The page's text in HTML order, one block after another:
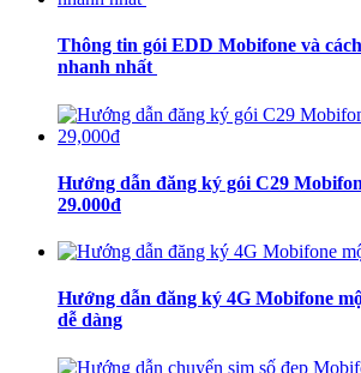
Thông tin gói EDD Mobifone và
nhanh nhất
Hướng dẫn đăng ký gói C29
29.000đ
Hướng dẫn đăng ký 4G Mobifone
dễ dàng